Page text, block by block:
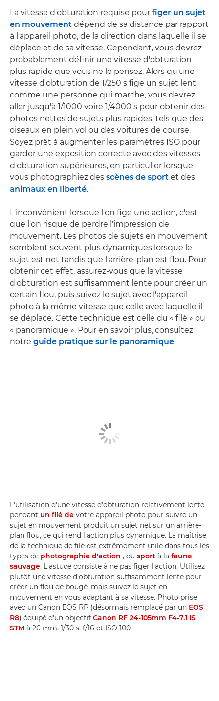
La vitesse d'obturation requise pour figer un sujet
en mouvement dépend de sa distance par rapport
à l'appareil photo, de la direction dans laquelle il se
déplace et de sa vitesse. Cependant, vous devrez
probablement définir une vitesse d'obturation
plus rapide que vous ne le pensez. Alors qu'une
vitesse d'obturation de 1/250 s fige un sujet lent,
comme une personne qui marche, vous devrez
aller jusqu'à 1/1000 voire 1/4000 s pour obtenir des
photos nettes de sujets plus rapides, tels que des
oiseaux en plein vol ou des voitures de course.
Soyez prêt à augmenter les paramètres ISO pour
garder une exposition correcte avec des vitesses
d'obturation supérieures, en particulier lorsque
vous photographiez des scènes de sport et des
animaux en liberté.
L'inconvénient lorsque l'on fige une action, c'est
que l'on risque de perdre l'impression de
mouvement. Les photos de sujets en mouvement
semblent souvent plus dynamiques lorsque le
sujet est net tandis que l'arrière-plan est flou. Pour
obtenir cet effet, assurez-vous que la vitesse
d'obturation est suffisamment lente pour créer un
certain flou, puis suivez le sujet avec l'appareil
photo à la même vitesse que celle avec laquelle il
se déplace. Cette technique est celle du « filé » ou
« panoramique ». Pour en savoir plus, consultez
notre guide pratique sur le panoramique.
L'utilisation d'une vitesse d'obturation relativement lente
pendant un filé de votre appareil photo pour suivre un
sujet en mouvement produit un sujet net sur un arrière-
plan flou, ce qui rend l'action plus dynamique. La maîtrise
de la technique de filé est extrêmement utile dans tous les
types de photographie d'action , du sport à la faune
sauvage. L'astuce consiste à ne pas figer l'action. Utilisez
plutôt une vitesse d'obturation suffisamment lente pour
créer un flou de bougé, mais suivez le sujet en
mouvement en vous adaptant à sa vitesse. Photo prise
avec un Canon EOS RP (désormais remplacé par un EOS
R8) équipé d'un objectif Canon RF 24-105mm F4-7.1 IS
STM à 26 mm, 1/30 s, f/16 et ISO 100.